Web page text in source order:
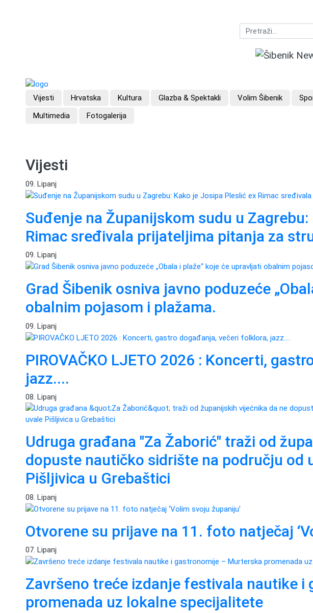
Vijesti Hrvatska Kultura Glazba & Spektakli Volim Šibenik
Multimedia
Fotogalerija
Vijesti
09. Lipanj
Suđenje na Županijskom sudu u
Rimac sređivala prijateljima pitanja za
09. Lipanj
Grad Šibenik osniva javno poduzeće
obalnim pojasom i plažama.
09. Lipanj
PIROVAČKO LJETO 2026 : Koncerti,
jazz....
08. Lipanj
Udruga građana "Za Žaborić" traži od
dopuste nautičko sidrište na području od
Pišljivica u Grebaštici
08. Lipanj
Otvorene su prijave na 11. foto natječaj
07. Lipanj
Završeno treće izdanje festivala nautike
promenada uz lokalne specijalitete